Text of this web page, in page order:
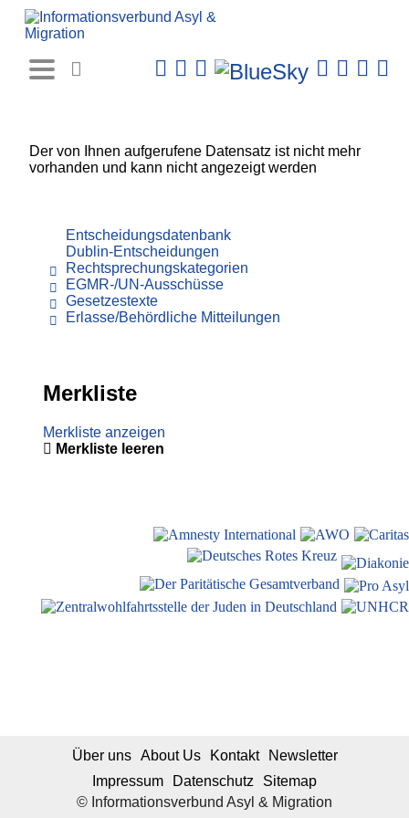
Der von Ihnen aufgerufene Datensatz ist nicht mehr
vorhanden und kann nicht angezeigt werden
Entscheidungsdatenbank
Dublin-Entscheidungen
Rechtsprechungskategorien
EGMR-/UN-Ausschüsse
Gesetzestexte
Erlasse/Behördliche Mitteilungen
Merkliste
Merkliste anzeigen
Merkliste leeren
© Informationsverbund Asyl & Migration
Über uns About Us Kontakt
Newsletter
Impressum
Datenschutz Sitemap